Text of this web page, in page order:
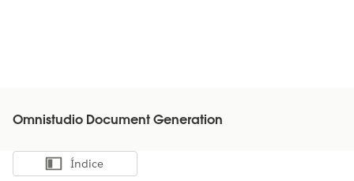
Omnistudio Document Generation
Mostrar índice
Índice